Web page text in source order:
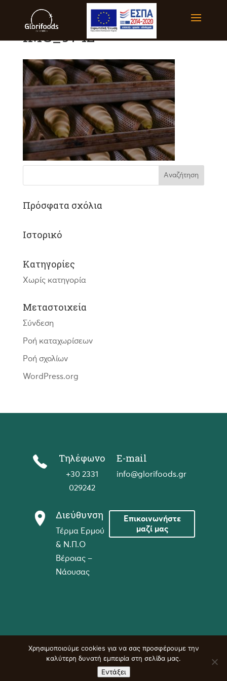
IMG_9742
Πρόσφατα σχόλια
Ιστορικό
Kατηγορίες
Χωρίς κατηγορία
Μεταστοιχεία
Σύνδεση
Ροή καταχωρίσεων
Ροή σχολίων
WordPress.org
Τηλέφωνο
+30 2331
029242
E-mail
info@glorifoods.gr
Διεύθυνση
Τέρμα Ερμού
& Ν.Π.Ο
Βέροιας –
Νάουσας
Επικοινωνήστε
μαζί μας
Χρησιμοποιούμε cookies για να σας προσφέρουμε την
καλύτερη δυνατή εμπειρία στη σελίδα μας.
Εντάξει